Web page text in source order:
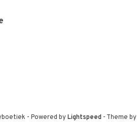
- Powered byLightspeed- Theme by